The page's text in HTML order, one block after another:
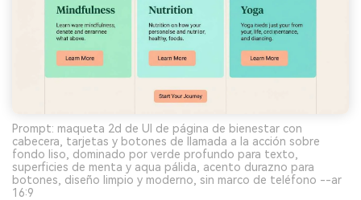
Prompt: maqueta 2d de UI de página de bienestar con
cabecera, tarjetas y botones de llamada a la acción sobre
fondo liso, dominado por verde profundo para texto,
superficies de menta y aqua pálida, acento durazno para
botones, diseño limpio y moderno, sin marco de teléfono --ar
16:9